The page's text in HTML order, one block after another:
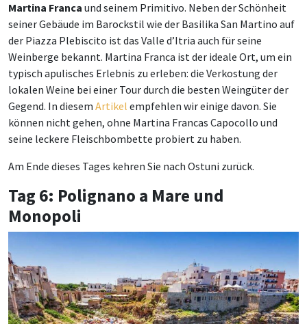
Martina Franca und seinem Primitivo. Neben der Schönheit
seiner Gebäude im Barockstil wie der Basilika San Martino auf
der Piazza Plebiscito ist das Valle d’Itria auch für seine
Weinberge bekannt. Martina Franca ist der ideale Ort, um ein
typisch apulisches Erlebnis zu erleben: die Verkostung der
lokalen Weine bei einer Tour durch die besten Weingüter der
Gegend. In diesem Artikel empfehlen wir einige davon. Sie
können nicht gehen, ohne Martina Francas Capocollo und
seine leckere Fleischbombette probiert zu haben.
Am Ende dieses Tages kehren Sie nach Ostuni zurück.
Tag 6: Polignano a Mare und
Monopoli